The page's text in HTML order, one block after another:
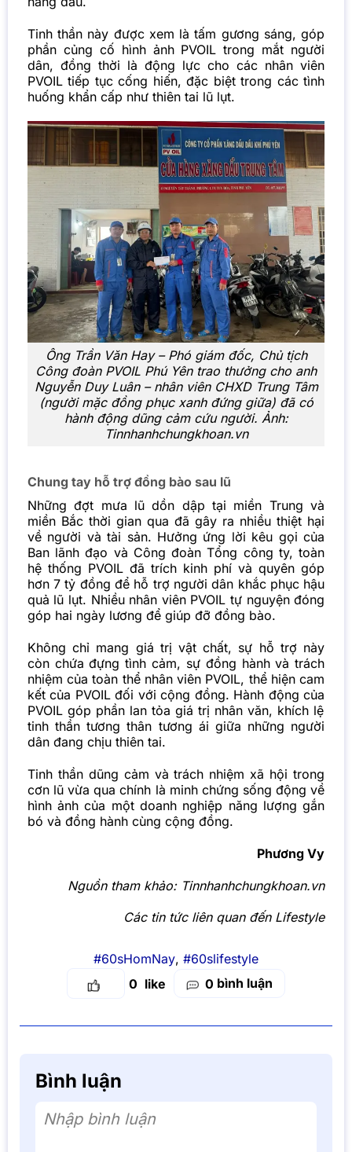
Tinh thần này được xem là tấm gương sáng, góp
phần củng cố hình ảnh PVOIL trong mắt người
dân, đồng thời là động lực cho các nhân viên
PVOIL tiếp tục cống hiến, đặc biệt trong các tình
huống khẩn cấp như thiên tai lũ lụt.
Ông Trần Văn Hay – Phó giám đốc, Chủ tịch
Công đoàn PVOIL Phú Yên trao thưởng cho anh
Nguyễn Duy Luân – nhân viên CHXD Trung Tâm
(người mặc đồng phục xanh đứng giữa) đã có
hành động dũng cảm cứu người. Ảnh:
Tinnhanhchungkhoan.vn
Chung tay hỗ trợ đồng bào sau lũ
Những đợt mưa lũ dồn dập tại miền Trung và
miền Bắc thời gian qua đã gây ra nhiều thiệt hại
về người và tài sản. Hưởng ứng lời kêu gọi của
Ban lãnh đạo và Công đoàn Tổng công ty, toàn
hệ thống PVOILđã trích kinh phí và quyên góp
hơn 7 tỷ đồng để hỗ trợ người dân khắc phục hậu
quả lũ lụt. Nhiều nhân viên PVOIL tự nguyện đóng
góp hai ngày lương để giúp đỡ đồng bào.
Không chỉ mang giá trị vật chất, sự hỗ trợ này
còn chứa đựng tình cảm, sự đồng hành và trách
nhiệm của toàn thể nhân viên PVOIL, thể hiện cam
kết của PVOIL đối với cộng đồng. Hành động của
PVOILgóp phần lan tỏa giá trị nhân văn, khích lệ
tinh thần tương thân tương ái giữa những người
dân đang chịu thiên tai.
Tinh thần dũng cảm và trách nhiệm xã hội trong
cơn lũ vừa qua chính là minh chứng sống động về
hình ảnh của một doanh nghiệp năng lượng gắn
bó và đồng hành cùng cộng đồng.
Phương Vy
Nguồn tham khảo: Tinnhanhchungkhoan.vn
Các tin tức liên quan đến Lifestyle
#60sHomNay, #60slifestyle
0
0 bình luận
Bình luận
Nhập bình luận